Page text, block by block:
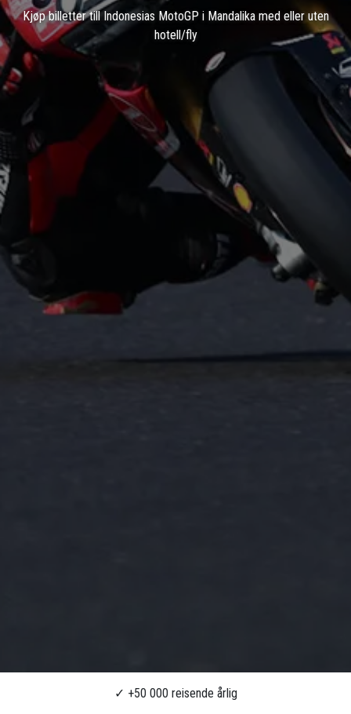
Kjøp billetter till Indonesias MotoGP i Mandalika med eller uten
hotell/fly